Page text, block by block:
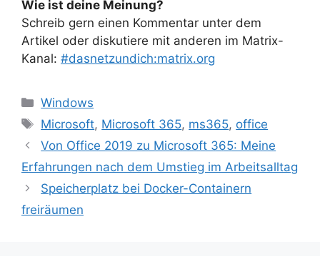
Wie ist deine Meinung?
Schreib gern einen Kommentar unter dem
Artikel oder diskutiere mit anderen im Matrix-
Kanal: #dasnetzundich:matrix.org
Kategorien
Windows
Schlagwörter
Microsoft, Microsoft 365, ms365, office
Von Office 2019 zu Microsoft 365: Meine
Erfahrungen nach dem Umstieg im Arbeitsalltag
Speicherplatz bei Docker-Containern
freiräumen